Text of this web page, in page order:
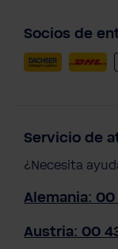
Socios de
Servicio de
¿Necesita
Alemania: 00
Austria: 00